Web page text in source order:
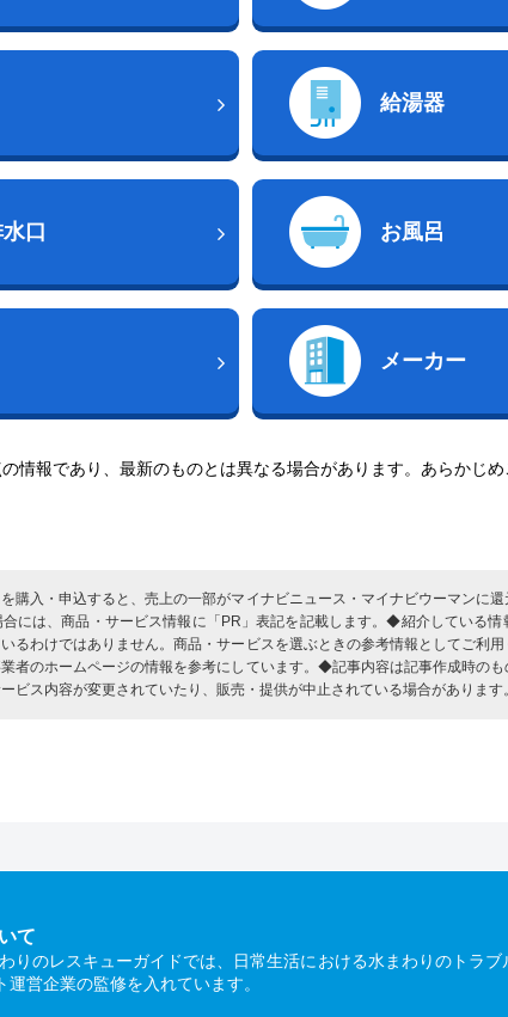
給湯器
口 お風呂
メーカー
情報であり、最新のものとは異なる場合があります。あらかじめ
購入・申込すると、売上の一部がマイナビニュース・マイナビウーマンに
には、商品・サービス情報に「PR」表記を記載します。◆紹介している
るわけではありません。商品・サービスを選ぶときの参考情報としてご利
者のホームページの情報を参考にしています。◆記事内容は記事作成時の
ビス内容が変更されていたり、販売・提供が中止されている場合があります。
て
りのレスキューガイドでは、日常生活における水まわりのトラ
営企業の監修を入れています。